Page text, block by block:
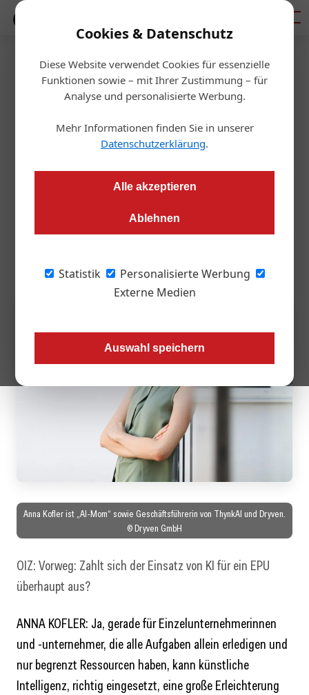
Cookies & Datenschutz
Diese Website verwendet Cookies für essenzielle
Funktionen sowie – mit Ihrer Zustimmung – für
Analyse und personalisierte Werbung.
Mehr Informationen finden Sie in unserer
Datenschutzerklärung.
Alle akzeptieren
Ablehnen
Statistik
Personalisierte Werbung
Externe Medien
Auswahl speichern
Startseite/Allgemein
„Qualitätscheck vom Profi
essenziell“
Anna Kofler spricht beim 51. Bundesimmobilientag
(www.bundesimmobilientag.at) darüber, wie EPUs mit KI-
erreichen können. Der OIZ gab sie vorab einen Einblick.
Anna Kofler ist „AI-Mom“ sowie Geschäftsführerin von ThynkAI und Dryven.
© Dryven GmbH
OIZ: Vorweg: Zahlt sich der Einsatz von KI für ein EPU
überhaupt aus?
ANNA KOFLER: Ja, gerade für Einzelunternehmerinnen
und -unternehmer, die alle Aufgaben allein erledigen und
nur begrenzt Ressourcen haben, kann künstliche
Intelligenz, richtig eingesetzt, eine große Erleichterung